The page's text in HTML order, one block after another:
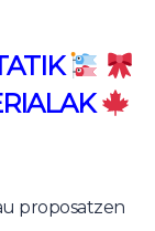
proposatzen